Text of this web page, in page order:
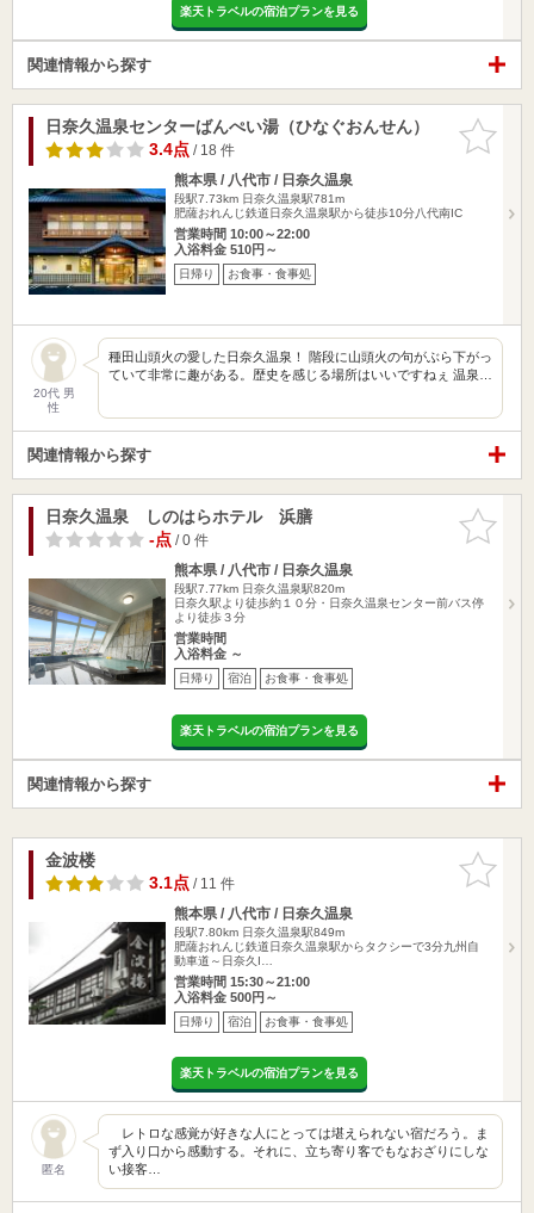
楽天トラベルの宿泊プランを見る
関連情報から探す
お気に入
りに追加
日奈久温泉センターばんぺい湯（ひなぐおんせん）
3.4点/ 18 件
熊本県 / 八代市 / 日奈久温泉
段駅7.73km 日奈久温泉駅781m
肥薩おれんじ鉄道日奈久温泉駅から徒歩10分八代南IC
営業時間 10:00～22:00
入浴料金 510円～
日帰り お食事・食事処
20代 男
性
種田山頭火の愛した日奈久温泉！ 階段に山頭火の句がぶら下がっ
ていて非常に趣がある。歴史を感じる場所はいいですねぇ 温泉…
関連情報から探す
お気に入
りに追加
日奈久温泉 しのはらホテル 浜膳
-点/ 0 件
熊本県 / 八代市 / 日奈久温泉
段駅7.77km 日奈久温泉駅820m
日奈久駅より徒歩約１０分・日奈久温泉センター前バス停
より徒歩３分
営業時間
入浴料金 ～
日帰り 宿泊 お食事・食事処
楽天トラベルの宿泊プランを見る
関連情報から探す
お気に入
りに追加
金波楼
3.1点/ 11 件
熊本県 / 八代市 / 日奈久温泉
段駅7.80km 日奈久温泉駅849m
肥薩おれんじ鉄道日奈久温泉駅からタクシーで3分九州自
動車道～日奈久I…
営業時間 15:30～21:00
入浴料金 500円～
日帰り 宿泊 お食事・食事処
楽天トラベルの宿泊プランを見る
匿名
レトロな感覚が好きな人にとっては堪えられない宿だろう。ま
ず入り口から感動する。それに、立ち寄り客でもなおざりにしな
い接客…